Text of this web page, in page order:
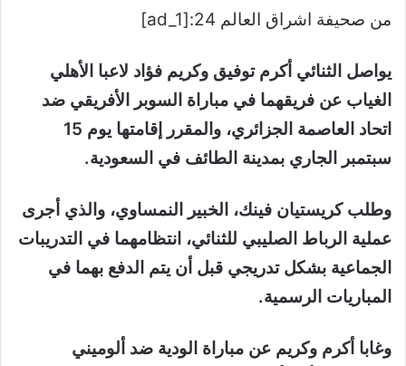
من صحيفة اشراق العالم 24:[ad_1]
يواصل الثنائي أكرم توفيق وكريم فؤاد لاعبا الأهلي
الغياب عن فريقهما في مباراة السوبر الأفريقي ضد
اتحاد العاصمة الجزائري، والمقرر إقامتها يوم 15
سبتمبر الجاري بمدينة الطائف في السعودية.
وطلب كريستيان فينك، الخبير النمساوي، والذي أجرى
عملية الرباط الصليبي للثنائي، انتظامهما في التدريبات
الجماعية بشكل تدريجي قبل أن يتم الدفع بهما في
المباريات الرسمية.
وغابا أكرم وكريم عن مباراة الودية ضد ألوميني